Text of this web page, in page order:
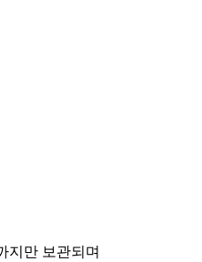
지만 보관되며